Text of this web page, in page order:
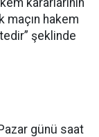
kararlarının
maçın hakem
şeklinde
günü saat